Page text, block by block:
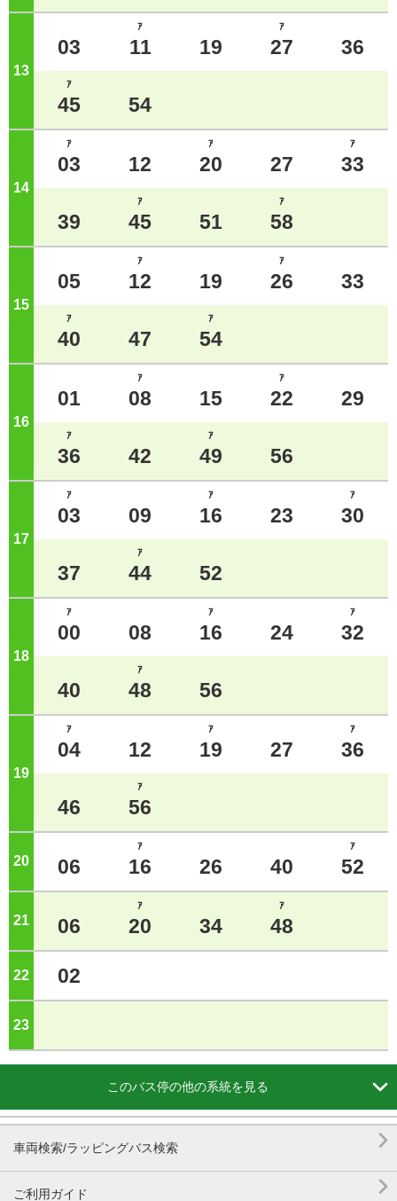
13 ジ
03
ｱ
11 19
ｱ
27 36
ｱ
45 54
14 ジ
ｱ
03 12
ｱ
20 27
ｱ
33
39
ｱ
45 51
ｱ
58
15 ジ
05
ｱ
12 19
ｱ
26 33
ｱ
40 47
ｱ
54
16 ジ
01
ｱ
08 15
ｱ
22 29
ｱ
36 42
ｱ
49 56
17 ジ
ｱ
03 09
ｱ
16 23
ｱ
30
37
ｱ
44 52
18 ジ
ｱ
00 08
ｱ
16 24
ｱ
32
40
ｱ
48 56
19 ジ
ｱ
04 12
ｱ
19 27
ｱ
36
46
ｱ
56
20 06
ｱ
16 26 40
ｱ
52
21 06
ｱ
20 34
ｱ
48
22 02
23
このバス停の他の系統を見る 
車両検索/ラッピングバス検索 
ご利用ガイド 